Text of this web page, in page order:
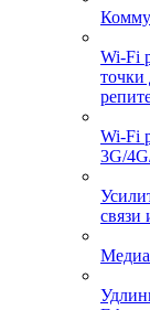
Wi-Fi
точки
Wi-Fi
3G/
связи